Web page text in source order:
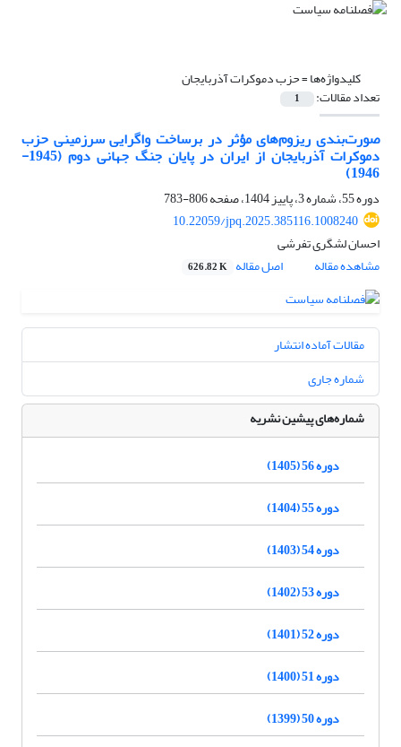
کلیدواژه‌ها =حزب دموکرات آذربایجان
تعداد مقالات: 1
صورت‌بندی ریزوم‌های مؤثر در برساخت واگرایی سرزمینی حزب
دموکرات آذربایجان از ایران در پایان جنگ جهانی دوم (1945-
1946)
دوره 55، شماره 3، پاییز 1404، صفحه
806-783
10.22059/jpq.2025.385116.1008240
احسان لشگری تفرشی
مشاهده مقاله
اصل مقاله 626.82 K
مقالات آماده انتشار
شماره جاری
شماره‌های پیشین نشریه
دوره 56 (1405)
دوره 55 (1404)
دوره 54 (1403)
دوره 53 (1402)
دوره 52 (1401)
دوره 51 (1400)
دوره 50 (1399)